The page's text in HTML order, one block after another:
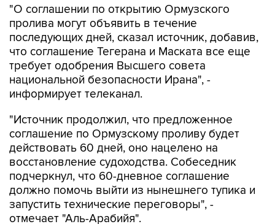
"О соглашении по открытию Ормузского
пролива могут объявить в течение
последующих дней, сказал источник, добавив,
что соглашение Тегерана и Маската все еще
требует одобрения Высшего совета
национальной безопасности Ирана", -
информирует телеканал.
"Источник продолжил, что предложенное
соглашение по Ормузскому проливу будет
действовать 60 дней, оно нацелено на
восстановление судоходства. Собеседник
подчеркнул, что 60-дневное соглашение
должно помочь выйти из нынешнего тупика и
запустить технические переговоры", -
отмечает "Аль-Арабийя".